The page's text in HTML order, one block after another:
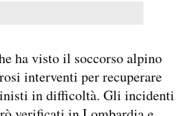
ha visto il soccorso alpino
interventi per recuperare
in difficoltà. Gli incidenti